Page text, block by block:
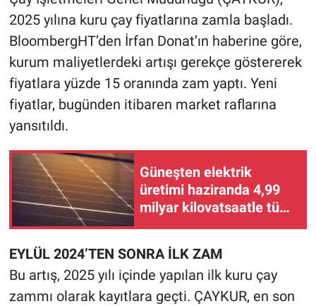
2025 yılına kuru çay fiyatlarına zamla başladı.
BloombergHT’den İrfan Donat’ın haberine göre,
kurum maliyetlerdeki artışı gerekçe göstererek
fiyatlara yüzde 15 oranında zam yaptı. Yeni
fiyatlar, bugünden itibaren market raflarına
yansıtıldı.
Güneşten elektrik
üretimi haziranda 4,99
milyar kilovatsaatle tüm
EYLÜL 2024’TEN SONRA İLK ZAM
Bu artış, 2025 yılı içinde yapılan ilk kuru çay
zammı olarak kayıtlara geçti. ÇAYKUR, en son
Gündem Özel
Günün görüntüsü
Haber
Kimdir
Koronavirüs
Kültür Sanat
Ne demişti